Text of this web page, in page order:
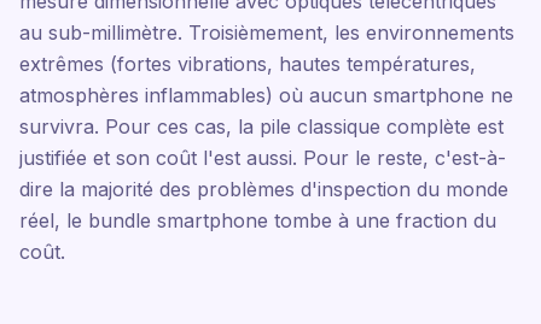
au sub-millimètre. Troisièmement, les environnements
extrêmes (fortes vibrations, hautes températures,
atmosphères inflammables) où aucun smartphone ne
survivra. Pour ces cas, la pile classique complète est
justifiée et son coût l'est aussi. Pour le reste, c'est-à-
dire la majorité des problèmes d'inspection du monde
réel, le bundle smartphone tombe à une fraction du
coût.